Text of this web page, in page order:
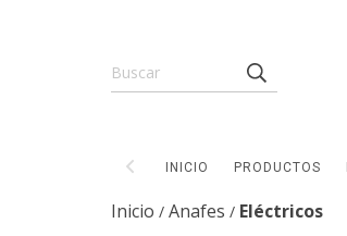
INICIO PRODUCTOS
Inicio / Anafes / Eléctricos